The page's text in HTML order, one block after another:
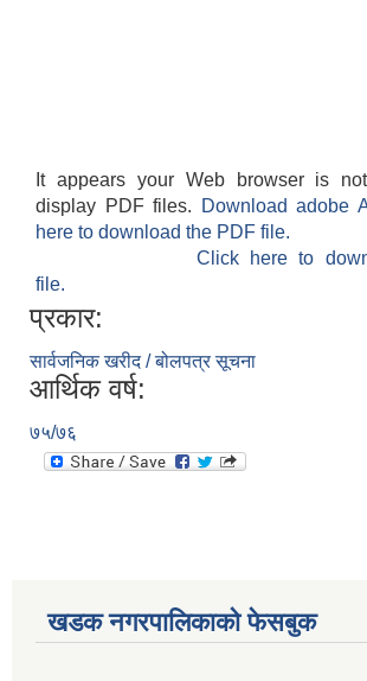
It appears your Web browser is
display PDF files.
Download adobe
here to download the PDF file.
Click here to
file.
प्रकार:
सार्वजनिक खरीद / बोलपत्र सूचना
आर्थिक वर्ष:
७५/७६
खडक नगरपालिकाको फेसबुक